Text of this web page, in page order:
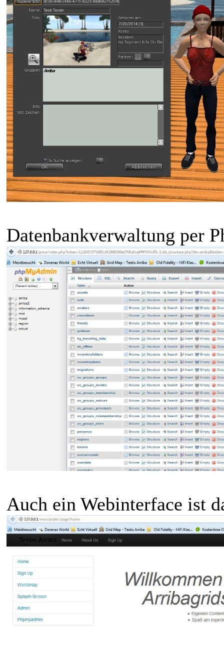
Datenbankverwaltung per
Auch ein Webinterface ist